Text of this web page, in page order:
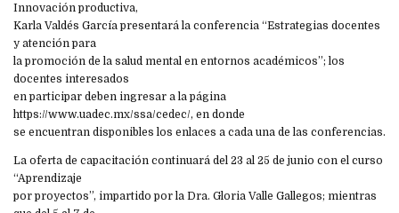
Innovación productiva,
Karla Valdés García presentará la conferencia “Estrategias docentes
y atención para
la promoción de la salud mental en entornos académicos”; los
docentes interesados
en participar deben ingresar a la página
https://www.uadec.mx/ssa/cedec/, en donde
se encuentran disponibles los enlaces a cada una de las conferencias.
La oferta de capacitación continuará del 23 al 25 de junio con el curso
“Aprendizaje
por proyectos”, impartido por la Dra. Gloria Valle Gallegos; mientras